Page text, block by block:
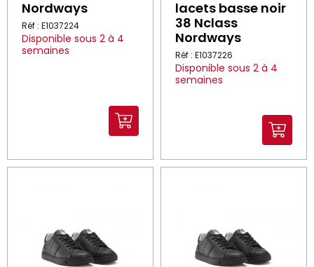
Nordways
Réf : E1037224
Disponible sous 2 à 4
semaines
lacets basse noir
38 Nclass
Nordways
Réf : E1037226
Disponible sous 2 à 4
semaines